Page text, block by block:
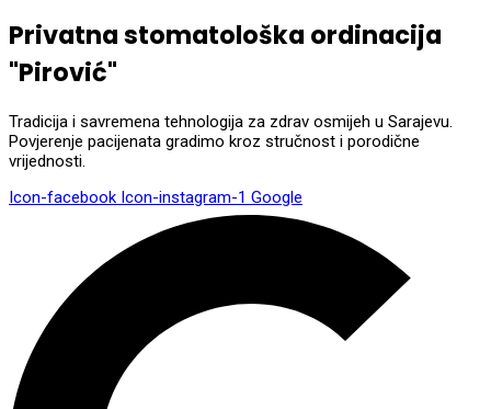
Privatna stomatološka ordinacija
"Pirović"
Tradicija i savremena tehnologija za zdrav osmijeh u Sarajevu.
Povjerenje pacijenata gradimo kroz stručnost i porodične
vrijednosti.
Icon-facebook Icon-instagram-1 Google